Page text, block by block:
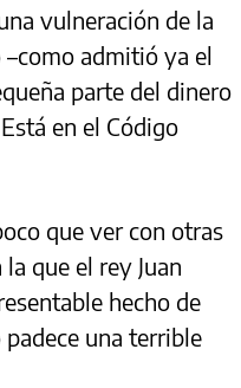
vulneración de la
admitió ya el
parte del dinero
en el Código
que ver con otras
que el rey Juan
hecho de
una terrible